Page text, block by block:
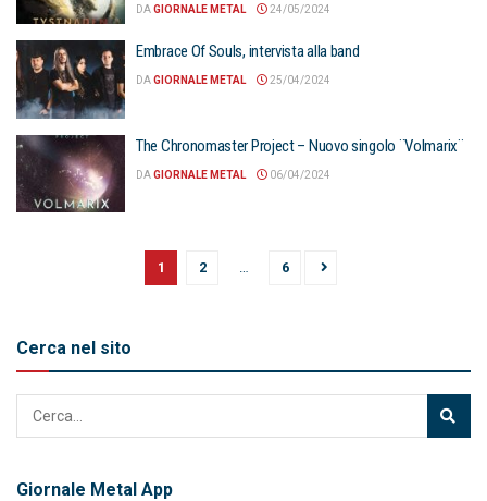
DAGIORNALE METAL 24/05/2024
Embrace Of Souls, intervista alla band
DAGIORNALE METAL 25/04/2024
The Chronomaster Project – Nuovo singolo ¨Volmarix¨
DAGIORNALE METAL 06/04/2024
1 2 … 6
Cerca nel sito
Giornale Metal App